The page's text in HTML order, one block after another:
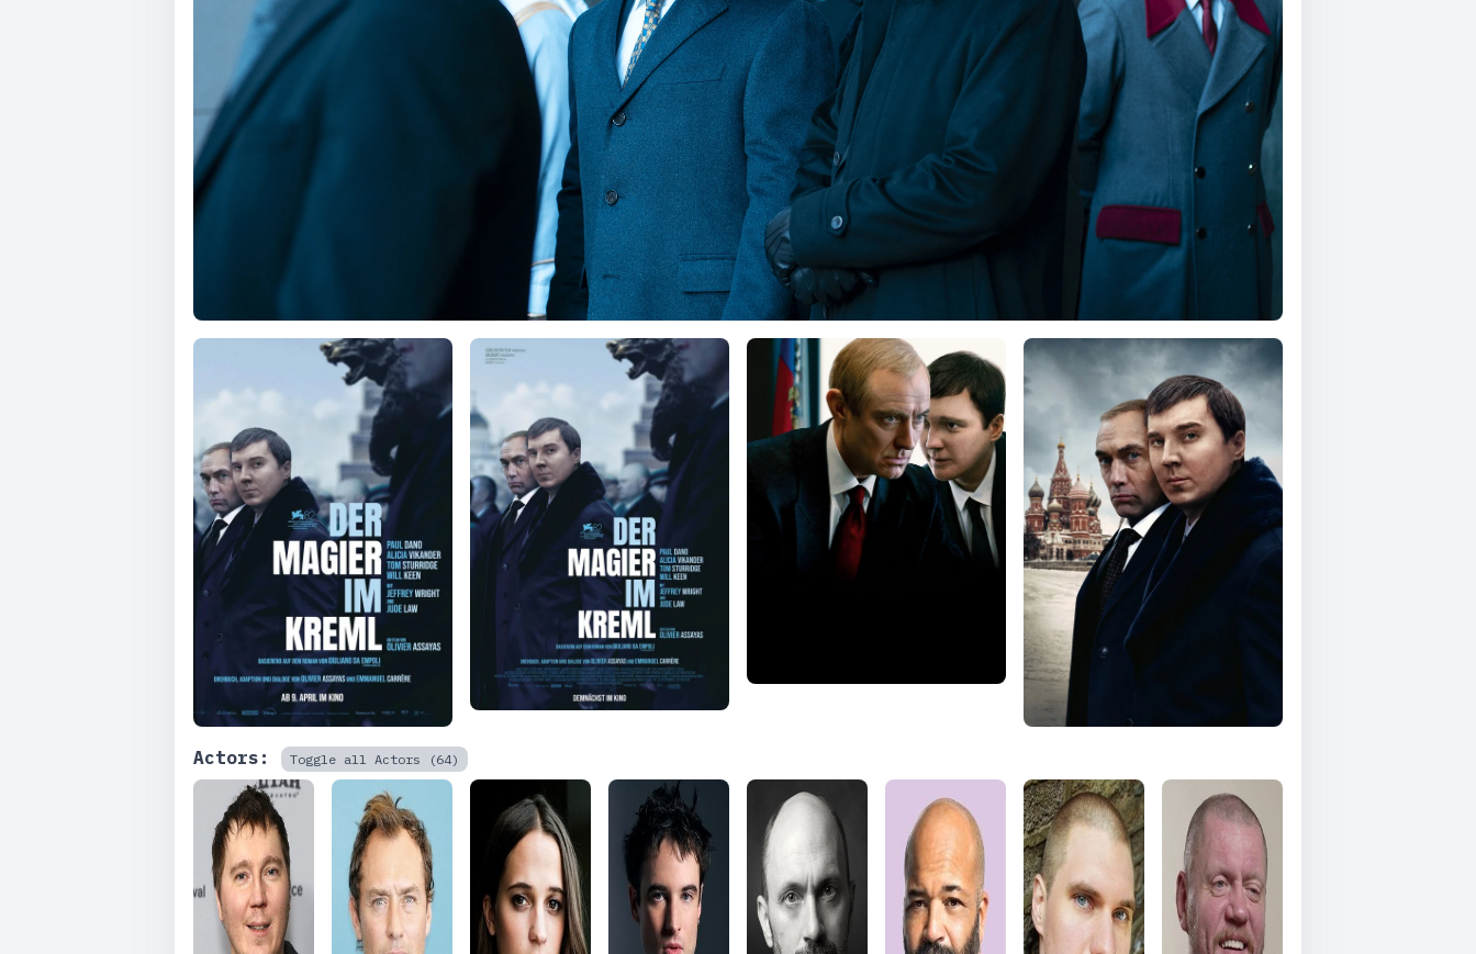
Actors: Toggle all Actors (64)